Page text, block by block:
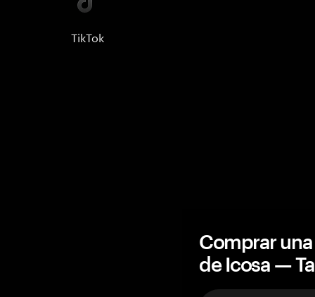
TikTok
Comprar
de Icosa —